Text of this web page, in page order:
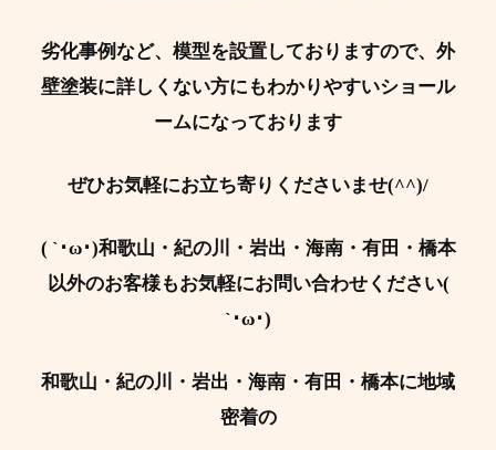
劣化事例など、模型を設置しておりますので、外
壁塗装に詳しくない方にもわかりやすいショール
ームになっております
ぜひお気軽にお立ち寄りくださいませ(^^)/
( `･ω･)和歌山・紀の川・岩出・海南・有田・橋本
以外のお客様もお気軽にお問い合わせください(
`･ω･)
和歌山・紀の川・岩出・海南・有田・橋本に地域
密着の